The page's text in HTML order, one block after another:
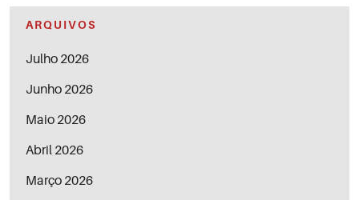
ARQUIVOS
Julho 2026
Junho 2026
Maio 2026
Abril 2026
Março 2026